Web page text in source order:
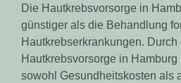
Die Hautkrebsvorsorge in
günstiger als die Behandlung
Hautkrebserkrankungen.
Hautkrebsvorsorge in
sowohl Gesundheitskosten als